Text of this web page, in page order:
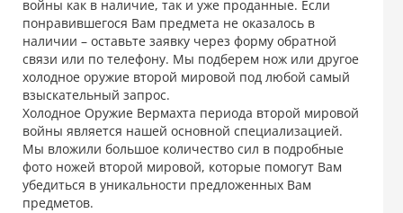
войны как в наличие, так и уже проданные. Если
понравившегося Вам предмета не оказалось в
наличии – оставьте заявку через форму обратной
связи или по телефону. Мы подберем нож или другое
холодное оружие второй мировой под любой самый
взыскательный запрос.
Холодное Оружие Вермахта периода второй мировой
войны является нашей основной специализацией.
Мы вложили большое количество сил в подробные
фото ножей второй мировой, которые помогут Вам
убедиться в уникальности предложенных Вам
предметов.